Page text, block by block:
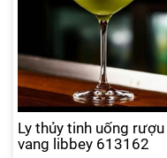
Ly thủy tinh uống rượu
vang libbey 613162